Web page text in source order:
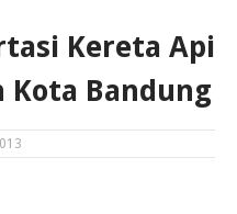
Kereta Api
Kota Bandung